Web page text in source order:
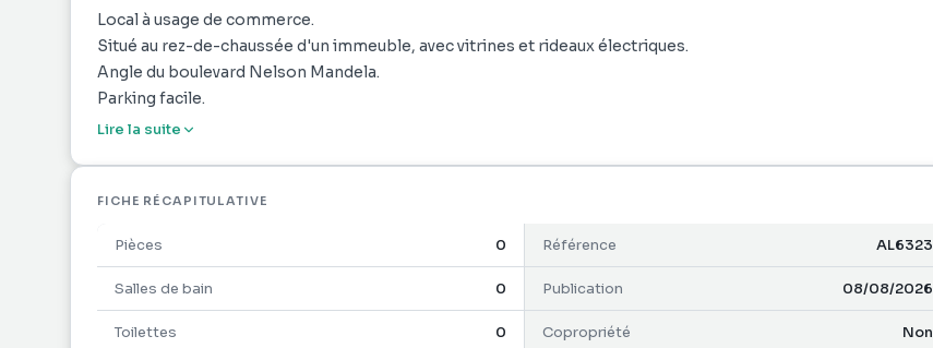
Local à usage de commerce.
Situé au rez-de-chaussée d'un immeuble, avec vitrines et rideaux électriques.
Angle du boulevard Nelson Mandela.
Parking facile.
Lire la suite
FICHE RÉCAPITULATIVE
Pièces 0 Référence AL6323
Salles de bain 0 Publication 08/08/2026
Toilettes 0 Copropriété Non